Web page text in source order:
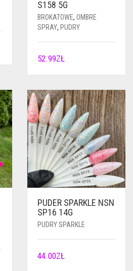
S158 5G
BROKATOWE, OMBRE
SPRAY, PUDRY
52.99ZŁ
PUDER SPARKLE NSN
SP16 14G
PUDRY SPARKLE
44.00ZŁ